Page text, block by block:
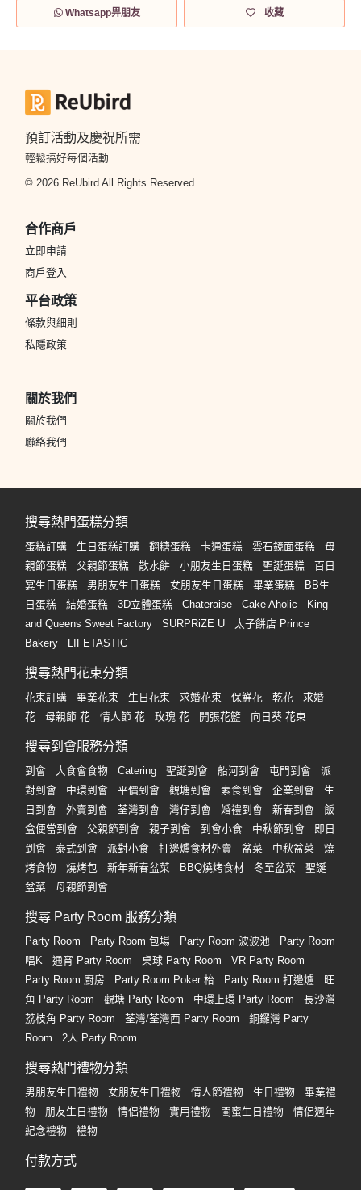
Whatsapp畀朋友 收藏
預訂活動及慶祝所需
輕鬆搞好每個活動
© 2026 ReUbird All Rights Reserved.
合作商戶
立即申請
商戶登入
平台政策
條款與細則
私隱政策
關於我們
關於我們
聯絡我們
搜尋熱門蛋糕分類
蛋糕訂購 生日蛋糕訂購 翻糖蛋糕 卡通蛋糕 雲石鏡面蛋糕
母
親節蛋糕
父親節蛋糕 散水餅 小朋友生日蛋糕 聖誕蛋糕
百日
宴生日蛋糕
男朋友生日蛋糕 女朋友生日蛋糕 畢業蛋糕
BB生
日蛋糕
結婚蛋糕 3D立體蛋糕 Chateraise Cake Aholic
King
and Queens Sweet Factory
SURPRiZE U
太子餅店 Prince
Bakery
LIFETASTIC
搜尋熱門花束分類
花束訂購 畢業花束 生日花束 求婚花束 保鮮花 乾花
求婚
花
母親節 花 情人節 花 玫瑰 花 開張花籃 向日葵 花束
搜尋到會服務分類
到會 大食會食物 Catering 聖誕到會 船河到會 屯門到會
派
對到會
中環到會 平價到會 觀塘到會 素食到會 企業到會
生
日到會
外賣到會 荃灣到會 灣仔到會 婚禮到會 新春到會
飯
盒便當到會
父親節到會 親子到會 到會小食 中秋節到會
即日
到會
泰式到會 派對小食 打邊爐食材外賣 盆菜 中秋盆菜
燒
烤食物
燒烤包 新年新春盆菜 BBQ燒烤食材 冬至盆菜
聖誕
盆菜
母親節到會
搜尋 Party Room 服務分類
Party Room Party Room 包場 Party Room 波波池
Party Room
唱K
通宵 Party Room 桌球 Party Room
VR Party Room
Party Room 廚房
Party Room Poker 枱 Party Room 打邊爐
旺
角 Party Room
觀塘 Party Room 中環上環 Party Room
長沙灣
荔枝角 Party Room
荃灣/荃灣西 Party Room
銅鑼灣 Party
Room
2人 Party Room
搜尋熱門禮物分類
男朋友生日禮物 女朋友生日禮物 情人節禮物 生日禮物
畢業禮
物
朋友生日禮物 情侶禮物 實用禮物 閨蜜生日禮物
情侶週年
紀念禮物
禮物
付款方式